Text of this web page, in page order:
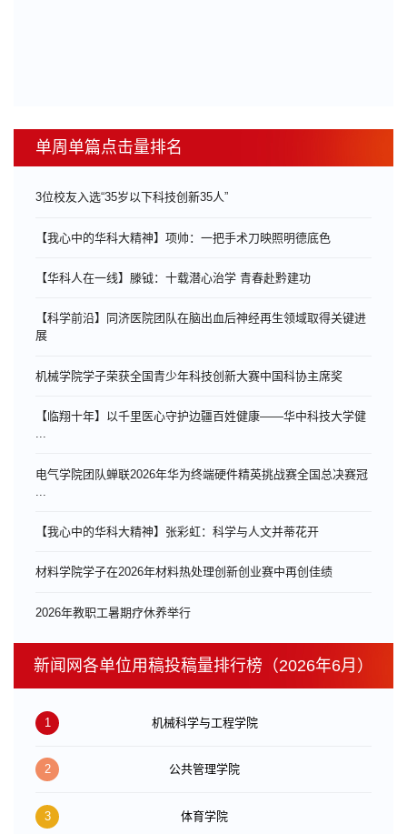
单周单篇点击量排名
3位校友入选“35岁以下科技创新35人”
【我心中的华科大精神】项帅：一把手术刀映照明德底色
【华科人在一线】滕钺：十载潜心治学 青春赴黔建功
【科学前沿】同济医院团队在脑出血后神经再生领域取得关键进
展
机械学院学子荣获全国青少年科技创新大赛中国科协主席奖
【临翔十年】以千里医心守护边疆百姓健康——华中科技大学健
...
电气学院团队蝉联2026年华为终端硬件精英挑战赛全国总决赛冠
【我心中的华科大精神】张彩虹：科学与人文并蒂花开
材料学院学子在2026年材料热处理创新创业赛中再创佳绩
​2026年教职工暑期疗休养举行
新闻网各单位用稿投稿量排行榜（2026年6月）
1 机械科学与工程学院
2 公共管理学院
3 体育学院